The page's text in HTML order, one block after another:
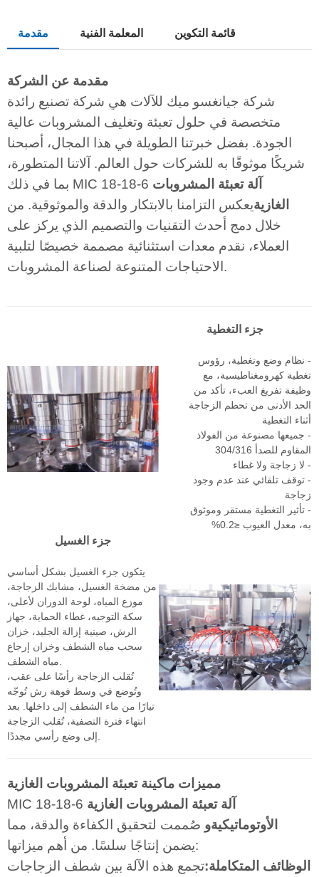
مقدمة المعلمة الفنية قائمة التكوين
مقدمة عن الشركة
شركة جيانغسو ميك للآلات هي شركة تصنيع رائدة
متخصصة في حلول تعبئة وتغليف المشروبات عالية
الجودة. بفضل خبرتنا الطويلة في هذا المجال، أصبحنا
شريكًا موثوقًا به للشركات حول العالم. آلاتنا المتطورة،
بما في ذلك MIC 18-18-6 آلة تعبئة المشروبات
الغازيةيعكس التزامنا بالابتكار والدقة والموثوقية. من
خلال دمج أحدث التقنيات والتصميم الذي يركز على
العملاء، نقدم معدات استثنائية مصممة خصيصًا لتلبية
الاحتياجات المتنوعة لصناعة المشروبات.
جزء التغطية
- نظام وضع وتغطية، رؤوس
تغطية كهرومغناطيسية، مع
وظيفة تفريغ العبء، تأكد من
الحد الأدنى من تحطم الزجاجة
أثناء التغطية
- جميعها مصنوعة من الفولاذ
المقاوم للصدأ 304/316
- لا زجاجة ولا غطاء
- توقف تلقائي عند عدم وجود
زجاجة
- تأثير التغطية مستقر وموثوق
به، معدل العيوب ≤0.2%
جزء الغسيل
يتكون جزء الغسيل بشكل أساسي
من مضخة الغسيل، مشابك الزجاجة،
موزع المياه، لوحة الدوران لأعلى،
سكة التوجيه، غطاء الحماية، جهاز
الرش، صينية إزالة الجليد، خزان
سحب مياه الشطف وخزان إرجاع
تُقلب الزجاجة رأسًا على عقب،
وتُوضع في وسط فوهة رش تُوجّه
تيارًا من ماء الشطف إلى داخلها. بعد
انتهاء فترة التصفية، تُقلب الزجاجة
مميزات ماكينة تعبئة المشروبات الغازية
MIC 18-18-6 آلة تعبئة المشروبات الغازية
الأوتوماتيكيةو صُممت لتحقيق الكفاءة والدقة، مما
يضمن إنتاجًا سلسًا. من أهم ميزاتها:
الوظائف المتكاملة:تجمع هذه الآلة بين شطف الزجاجات